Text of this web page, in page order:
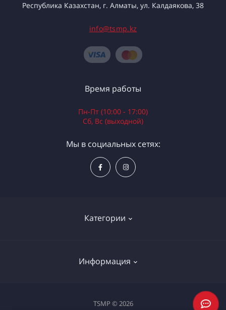
Республика Казахстан, г. Алматы, ул. Калдаякова, 38
info@tsmp.kz
Категории
Электроинструменты
Информация
Доставка и оплата
Время работы
Пн-Пт (10:00 - 17:00)
Сб, Вс (выходной)
Мы в социальных сетях:
TSMP © 2026